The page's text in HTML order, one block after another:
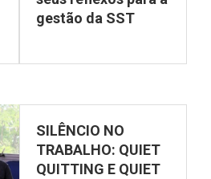
gestão da SST
SILÊNCIO NO
TRABALHO: QUIET
QUITTING E QUIET